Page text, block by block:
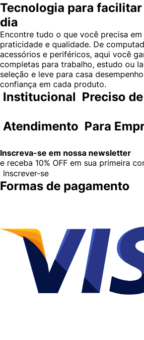
Tecnologia para facilitar
dia
Encontre tudo o que você precisa
praticidade e qualidade. De
acessórios e periféricos, aqui você
completas para trabalho, estudo ou
seleção e leve para casa
confiança em cada produto.
Institucional Preciso
Atendimento Para
Inscreva-se em nossa newsletter
e receba 10% OFF em sua primeira
Inscrever-se
Formas de pagamento